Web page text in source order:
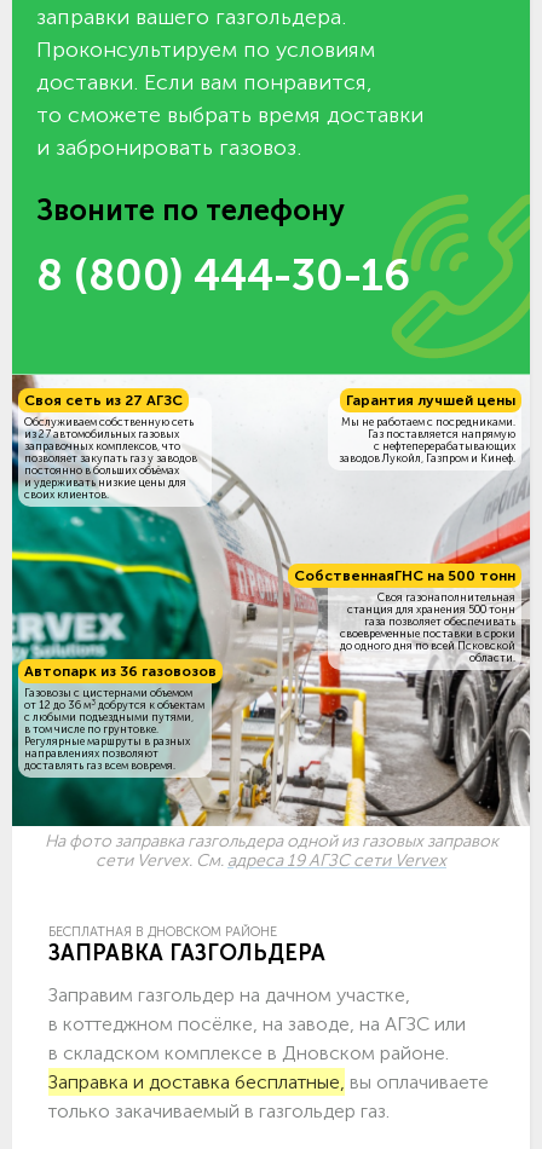
заправки вашего газгольдера.
Проконсультируем по условиям
доставки. Если вам понравится,
то сможете выбрать время доставки
и забронировать газовоз.
Звоните по телефону
8 (800) 444-30-16
СобственнаяГНС на 500 тонн
Своя газонаполнительная
станция для хранения 500 тонн
газа позволяет обеспечивать
своевременные поставки в сроки
до одного дня по всей Псковской
области.
Своя сеть из 27 АГЗС
Обслуживаем собственную сеть
из 27 автомобильных газовых
заправочных комплексов, что
позволяет закупать газ у заводов
постоянно в больших объёмах
и удерживать низкие цены для
своих клиентов.
Гарантия лучшей цены
Мы не работаем с посредниками.
Газ поставляется напрямую
с нефтеперерабатывающих
заводов Лукойл, Газпром и Кинеф.
Автопарк из 36 газовозов
Газовозы с цистернами объемом
от 12 до 36 м3 добрутся к объектам
c любыми подъездными путями,
в том числе по грунтовке.
Регулярные маршруты в разных
направлениях позволяют
доставлять газ всем вовремя.
На фото заправка газгольдера одной из газовых заправок
сети Vervex. См. адреса 19 АГЗС сети Vervex
БЕСПЛАТНАЯ В ДНОВСКОМ РАЙОНЕ
ЗАПРАВКА ГАЗГОЛЬДЕРА
Заправим газгольдер на дачном участке,
в коттеджном посёлке, на заводе, на АГЗС или
в складском комплексе в Дновском районе.
Заправка и доставка бесплатные, вы оплачиваете
только закачиваемый в газгольдер газ.